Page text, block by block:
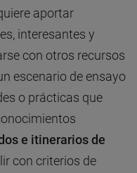
aportar
interesantes y
con otros recursos
escenario de ensayo
o prácticas que
e itinerarios de
con criterios de